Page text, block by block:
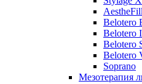
AestheFill
Belotero
Belotero
Belotero
Belotero
Soprano
Мезотерапия